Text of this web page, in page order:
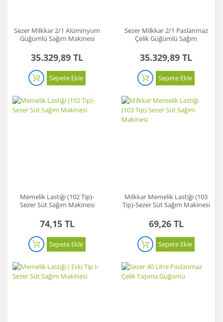
Sezer Milkkar 2/1 Alüminyum
Güğümlü Sağım Makinesi
35.329,89 TL
Sepete Ekle
Sezer Milkkar 2/1 Paslanmaz
Çelik Güğümlü Sağım
35.329,89 TL
Sepete Ekle
Memelik Lastiği (102 Tip)-
Sezer Süt Sağım Makinesi
74,15 TL
Sepete Ekle
Milkkar Memelik Lastiği (103
Tip)-Sezer Süt Sağım Makinesi
69,26 TL
Sepete Ekle